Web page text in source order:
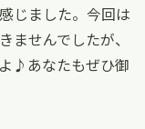
じました。今回は
ませんでしたが、
♪あなたもぜひ御